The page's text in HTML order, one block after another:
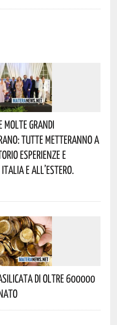
Molte Grandi
Tutte Metteranno A
Esperienze E
E All’estero.
Di Oltre 600000